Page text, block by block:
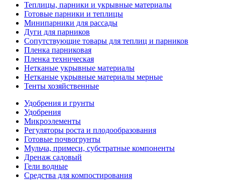
Теплицы, парники и укрывные материалы
Готовые парники и теплицы
Минипарники для рассады
Дуги для парников
Сопутствующие товары для теплиц и парников
Пленка парниковая
Пленка техническая
Нетканые укрывные материалы
Нетканые укрывные материалы мерные
Тенты хозяйственные
Удобрения и грунты
Удобрения
Микроэлементы
Регуляторы роста и плодообразования
Готовые почвогрунты
Мульча, примеси, субстратные компоненты
Дренаж садовый
Гели водные
Средства для компостирования